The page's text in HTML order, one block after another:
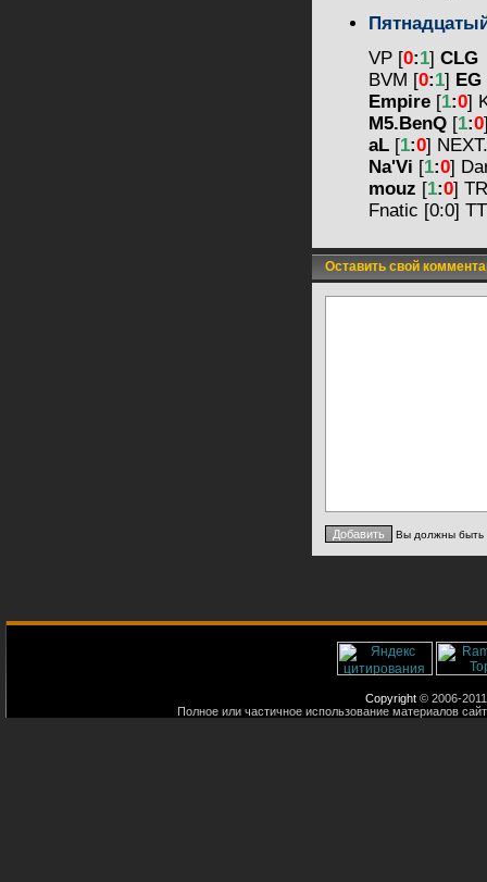
VP [0:1] CLG
BVM [0:1] EG
Empire [1:0]
M5.BenQ [1:0
aL [1:0]
Na'Vi [1:0]
mouz [1:0]
Fnatic [0:0]
Оставить свой
Вы должны быть
Copyright © 2006-
Полное или частичное использование материалов